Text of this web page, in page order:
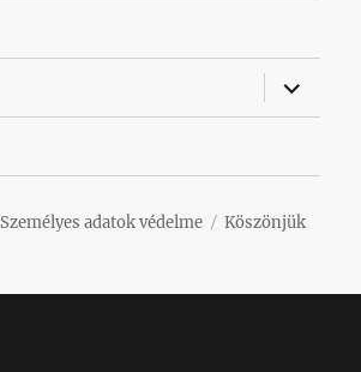
almenü
Személyes adatok védelme
Köszönjük